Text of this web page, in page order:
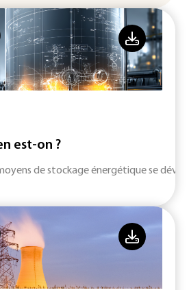
est-on ?
de stockage énergétique se